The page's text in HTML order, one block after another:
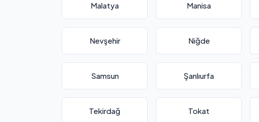
Malatya Manisa
Nevşehir Niğde
Samsun Şanlıurfa
Tekirdağ Tokat